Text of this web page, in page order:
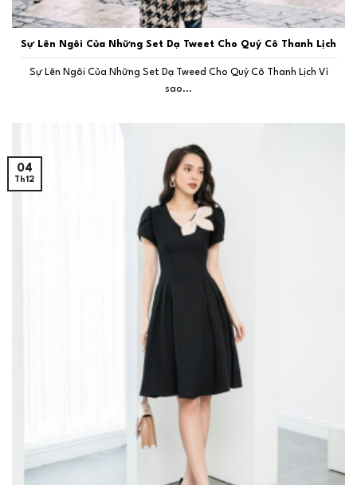
Sự Lên Ngôi Của Những Set Dạ Tweet Cho Quý Cô Thanh Lịch
Sự Lên Ngôi Của Những Set Dạ Tweed Cho Quý Cô Thanh Lịch Vì
sao...
04
Th12